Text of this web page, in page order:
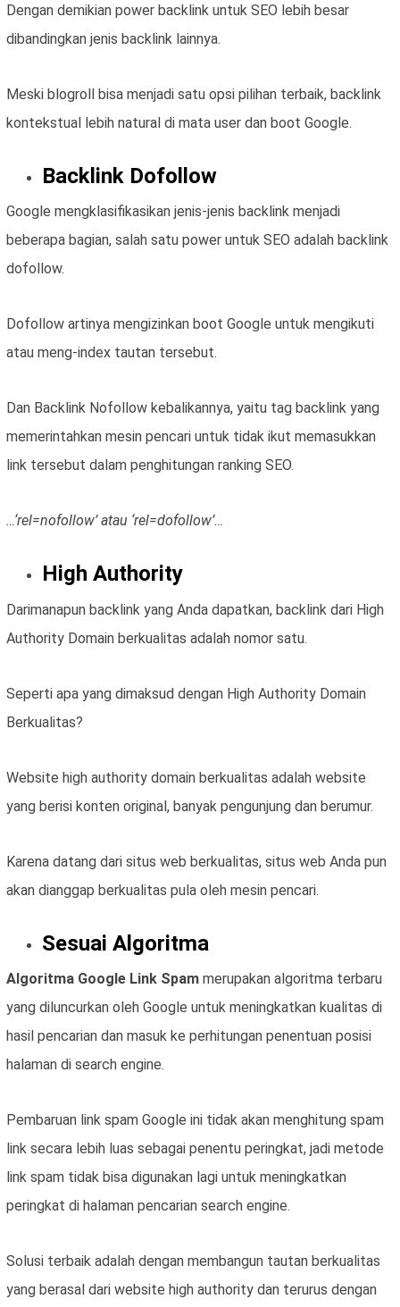
Dengan demikian power backlink untuk SEO lebih besar
dibandingkan jenis backlink lainnya.
Meski blogroll bisa menjadi satu opsi pilihan terbaik, backlink
kontekstual lebih natural di mata user dan boot Google.
Backlink Dofollow
Google mengklasifikasikan jenis-jenis backlink menjadi
beberapa bagian, salah satu power untuk SEO adalah backlink
dofollow.
Dofollow artinya mengizinkan boot Google untuk mengikuti
atau meng-index tautan tersebut.
Dan Backlink Nofollow kebalikannya, yaitu tag backlink yang
memerintahkan mesin pencari untuk tidak ikut memasukkan
link tersebut dalam penghitungan ranking SEO.
…‘rel=nofollow’ atau ‘rel=dofollow’…
High Authority
Darimanapun backlink yang Anda dapatkan, backlink dari High
Authority Domain berkualitas adalah nomor satu.
Seperti apa yang dimaksud dengan High Authority Domain
Berkualitas?
Website high authority domain berkualitas adalah website
yang berisi konten original, banyak pengunjung dan berumur.
Karena datang dari situs web berkualitas, situs web Anda pun
akan dianggap berkualitas pula oleh mesin pencari.
Sesuai Algoritma
Algoritma Google Link Spam merupakan algoritma terbaru
yang diluncurkan oleh Google untuk meningkatkan kualitas di
hasil pencarian dan masuk ke perhitungan penentuan posisi
halaman di search engine.
Pembaruan link spam Google ini tidak akan menghitung spam
link secara lebih luas sebagai penentu peringkat, jadi metode
link spam tidak bisa digunakan lagi untuk meningkatkan
peringkat di halaman pencarian search engine.
Solusi terbaik adalah dengan membangun tautan berkualitas
yang berasal dari website high authority dan terurus dengan